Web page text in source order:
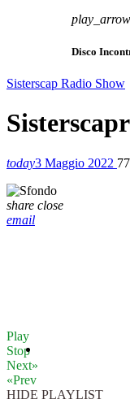
play_arrow
Disco
Sisterscap Radio Show
today3 Maggio 2022 77
share close
email
Play
Stop
Next»
«Prev
HIDE PLAYLIST